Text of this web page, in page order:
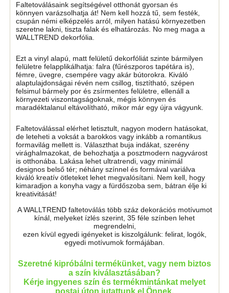
Faltetoválásaink segítségével otthonát gyorsan és
könnyen varázsolhatja át! Nem kell hozzá tű, sem festék,
csupán némi elképzelés arról, milyen hatású környezetben
szeretne lakni, tiszta falak és elhatározás. No meg maga a
WALLTREND dekorfólia.
Ezt a vinyl alapú, matt felületű dekorfóliát szinte bármilyen
felületre felapplikálhatja: falra (fűrészporos tapétára is),
fémre, üvegre, csempére vagy akár bútorokra. Kiváló
alaptulajdonságai révén nem csillog, tisztítható, szépen
felsimul bármely por és zsírmentes felületre, ellenáll a
környezeti viszontagságoknak, mégis könnyen és
maradéktalanul eltávolítható, mikor már egy újra vágyunk.
Faltetoválással elérhet letisztult, nagyon modern hatásokat,
de leteheti a voksát a barokkos vagy inkább a romantikus
formavilág mellett is. Választhat buja indákat, szerény
virághalmazokat, de behozhatja a posztmodern nagyvárost
is otthonába. Lakása lehet ultratrendi, vagy minimál
designos belső tér; néhány színnel és formával variálva
kiváló kreatív ötleteket lehet megvalósítani. Nem kell, hogy
kimaradjon a konyha vagy a fürdőszoba sem, bátran élje ki
kreativitását!
A WALLTREND faltetoválás több száz dekorációs motívumot
kínál, melyeket ízlés szerint, 35 féle színben lehet
megrendelni,
ezen kívül egyedi igényeket is kiszolgálunk: felirat, logók,
egyedi motívumok formájában.
Szeretné kipróbálni termékünket, vagy nem biztos
a szín kiválasztásában?
Kérje ingyenes szín és termékmintánkat melyet